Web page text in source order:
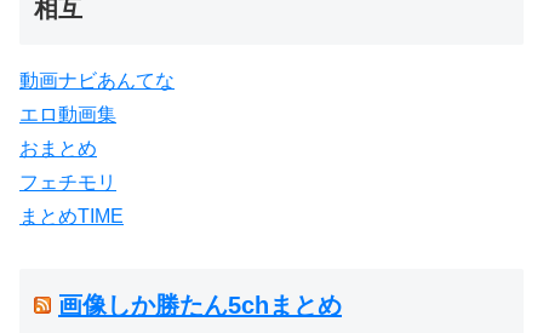
相互
動画ナビあんてな
エロ動画集
おまとめ
フェチモリ
まとめTIME
画像しか勝たん5chまとめ